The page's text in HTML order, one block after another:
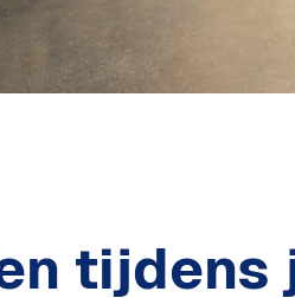
tijdens